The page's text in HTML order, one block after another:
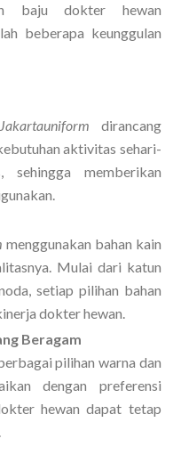
baju dokter hewan
beberapa keunggulan
Jakartauniform dirancang
aktivitas sehari-
sehingga memberikan
menggunakan bahan kain
Mulai dari katun
setiap pilihan bahan
dokter hewan.
Beragam
pilihan warna dan
dengan preferensi
hewan dapat tetap